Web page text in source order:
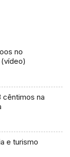
no
cêntimos na
e turismo